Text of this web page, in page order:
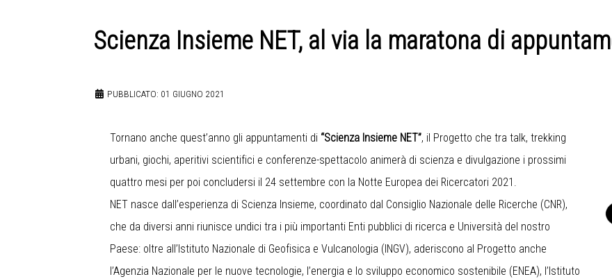
Scienza Insieme NET, al via la maratona di
PUBBLICATO: 01 GIUGNO 2021
Tornano anche quest’anno gli appuntamenti di “Scienza Insieme NET”, il Progetto che tra talk, trekking
urbani, giochi, aperitivi scientifici e conferenze-spettacolo animerà di scienza e divulgazione i prossimi
quattro mesi per poi concludersi il 24 settembre con la Notte Europea dei Ricercatori 2021.
NET nasce dall’esperienza di Scienza Insieme, coordinato dal Consiglio Nazionale delle Ricerche (CNR),
che da diversi anni riunisce undici tra i più importanti Enti pubblici di ricerca e Università del nostro
Paese: oltre all’Istituto Nazionale di Geofisica e Vulcanologia (INGV), aderiscono al Progetto anche
l’Agenzia Nazionale per le nuove tecnologie, l’energia e lo sviluppo economico sostenibile (ENEA), l’Istituto